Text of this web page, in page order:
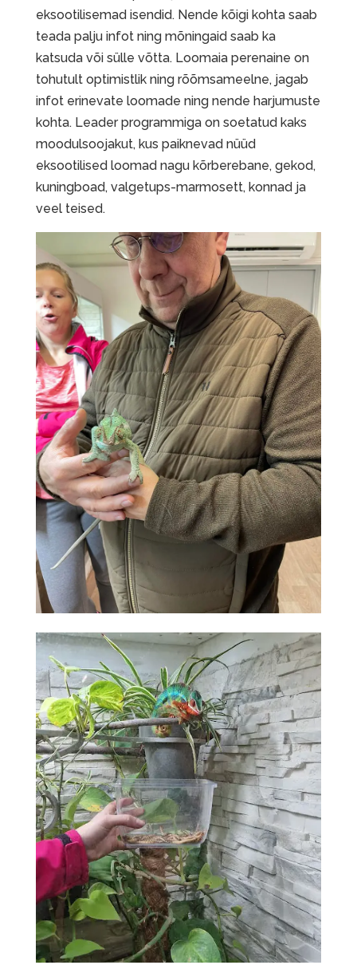
eksootilisemad isendid. Nende kõigi kohta saab
teada palju infot ning mõningaid saab ka
katsuda või sülle võtta. Loomaia perenaine on
tohutult optimistlik ning rõõmsameelne, jagab
infot erinevate loomade ning nende harjumuste
kohta. Leader programmiga on soetatud kaks
moodulsoojakut, kus paiknevad nüüd
eksootilised loomad nagu kõrberebane, gekod,
kuningboad, valgetups-marmosett, konnad ja
veel teised.